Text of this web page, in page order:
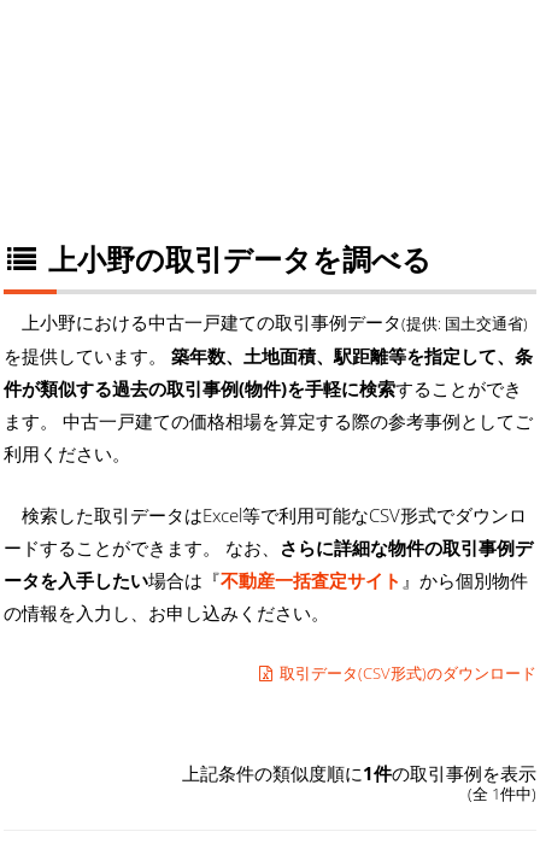
上小野の取引データを調べる
上小野における中古一戸建ての取引事例データ(提供: 国土交通省)
を提供しています。 築年数、土地面積、駅距離等を指定して、条
件が類似する過去の取引事例(物件)を手軽に検索することができ
ます。 中古一戸建ての価格相場を算定する際の参考事例としてご
利用ください。
検索した取引データはExcel等で利用可能なCSV形式でダウンロ
ードすることができます。 なお、 さらに詳細な物件の取引事例デ
ータを入手したい場合は『不動産一括査定サイト 』から個別物件
の情報を入力し、お申し込みください。
取引データ(CSV形式)のダウンロード
上記条件の類似度順に1件の取引事例を表示
(全 1件中)